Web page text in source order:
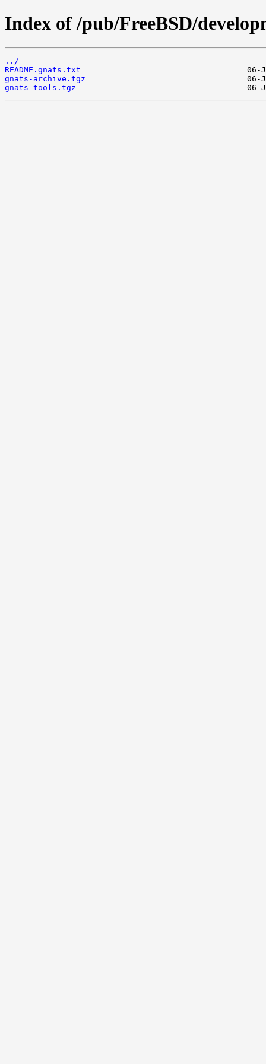
Index of /pub/FreeBSD/
../
README.gnats.txt
gnats-archive.tgz
gnats-tools.tgz